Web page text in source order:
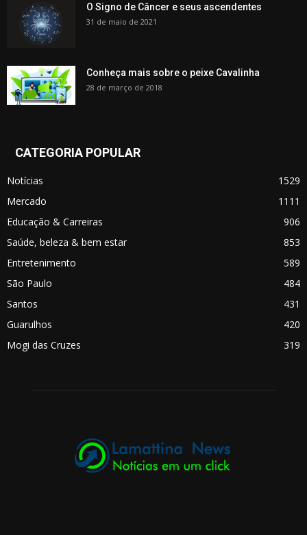
O Signo de Câncer e seus ascendentes
31 de maio de 2021
Conheça mais sobre o peixe Cavalinha
28 de março de 2018
CATEGORIA POPULAR
Notícias
1529
Mercado
1111
Educação & Carreiras
906
Saúde, beleza & bem estar
853
Entretenimento
589
São Paulo
484
Santos
431
Guarulhos
420
Mogi das Cruzes
319